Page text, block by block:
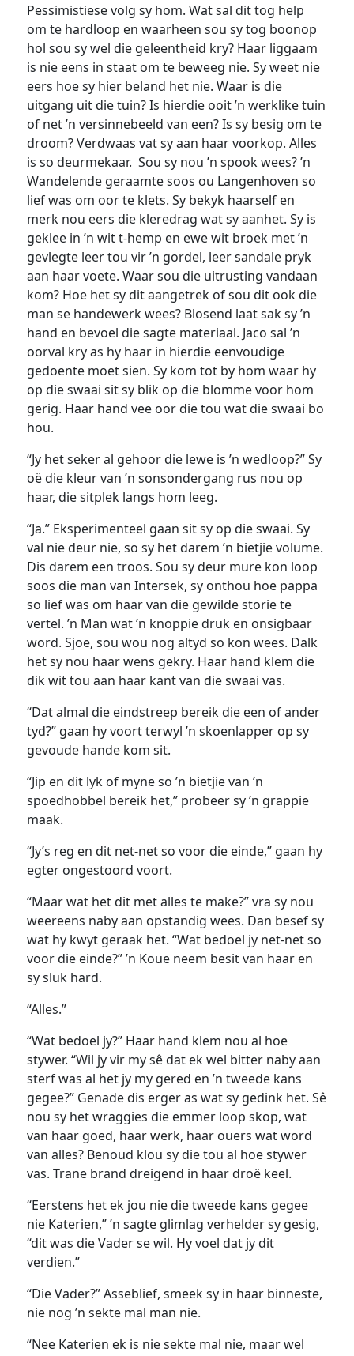
Pessimistiese volg sy hom. Wat sal dit tog help
om te hardloop en waarheen sou sy tog boonop
hol sou sy wel die geleentheid kry? Haar liggaam
is nie eens in staat om te beweeg nie. Sy weet nie
eers hoe sy hier beland het nie. Waar is die
uitgang uit die tuin? Is hierdie ooit ’n werklike tuin
of net ’n versinnebeeld van een? Is sy besig om te
droom? Verdwaas vat sy aan haar voorkop. Alles
is so deurmekaar. Sou sy nou ’n spook wees? ’n
Wandelende geraamte soos ou Langenhoven so
lief was om oor te klets. Sy bekyk haarself en
merk nou eers die kleredrag wat sy aanhet. Sy is
geklee in ’n wit t-hemp en ewe wit broek met ’n
gevlegte leer tou vir ’n gordel, leer sandale pryk
aan haar voete. Waar sou die uitrusting vandaan
kom? Hoe het sy dit aangetrek of sou dit ook die
man se handewerk wees? Blosend laat sak sy ’n
hand en bevoel die sagte materiaal. Jaco sal ’n
oorval kry as hy haar in hierdie eenvoudige
gedoente moet sien. Sy kom tot by hom waar hy
op die swaai sit sy blik op die blomme voor hom
gerig. Haar hand vee oor die tou wat die swaai bo
hou.
“Jy het seker al gehoor die lewe is ’n wedloop?” Sy
oë die kleur van ’n sonsondergang rus nou op
haar, die sitplek langs hom leeg.
“Ja.” Eksperimenteel gaan sit sy op die swaai. Sy
val nie deur nie, so sy het darem ’n bietjie volume.
Dis darem een troos. Sou sy deur mure kon loop
soos die man van Intersek, sy onthou hoe pappa
so lief was om haar van die gewilde storie te
vertel. ’n Man wat ’n knoppie druk en onsigbaar
word. Sjoe, sou wou nog altyd so kon wees. Dalk
het sy nou haar wens gekry. Haar hand klem die
dik wit tou aan haar kant van die swaai vas.
“Dat almal die eindstreep bereik die een of ander
tyd?” gaan hy voort terwyl ’n skoenlapper op sy
gevoude hande kom sit.
“Jip en dit lyk of myne so ’n bietjie van ’n
spoedhobbel bereik het,” probeer sy ’n grappie
maak.
“Jy’s reg en dit net-net so voor die einde,” gaan hy
egter ongestoord voort.
“Maar wat het dit met alles te make?” vra sy nou
weereens naby aan opstandig wees. Dan besef sy
wat hy kwyt geraak het. “Wat bedoel jy net-net so
voor die einde?” ’n Koue neem besit van haar en
sy sluk hard.
“Alles.”
“Wat bedoel jy?” Haar hand klem nou al hoe
stywer. “Wil jy vir my sê dat ek wel bitter naby aan
sterf was al het jy my gered en ’n tweede kans
gegee?” Genade dis erger as wat sy gedink het. Sê
nou sy het wraggies die emmer loop skop, wat
van haar goed, haar werk, haar ouers wat word
van alles? Benoud klou sy die tou al hoe stywer
vas. Trane brand dreigend in haar droë keel.
“Eerstens het ek jou nie die tweede kans gegee
nie Katerien,” ’n sagte glimlag verhelder sy gesig,
“dit was die Vader se wil. Hy voel dat jy dit
verdien.”
“Die Vader?” Asseblief, smeek sy in haar binneste,
nie nog ’n sekte mal man nie.
“Nee Katerien ek is nie sekte mal nie, maar wel